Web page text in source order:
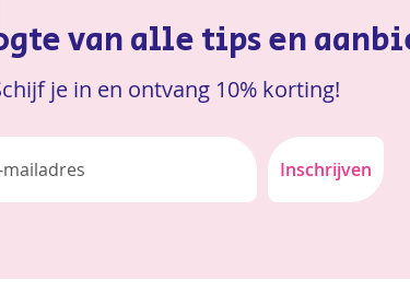
van alle tips en
je in en ontvang 10% korting!
Inschrijven